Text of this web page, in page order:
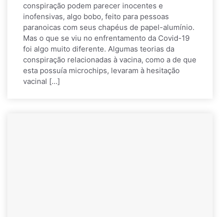
conspiração podem parecer inocentes e
inofensivas, algo bobo, feito para pessoas
paranoicas com seus chapéus de papel-alumínio.
Mas o que se viu no enfrentamento da Covid-19
foi algo muito diferente. Algumas teorias da
conspiração relacionadas à vacina, como a de que
esta possuía microchips, levaram à hesitação
vacinal […]